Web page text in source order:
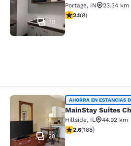
19
Portage, IN
23.34 km
calificación de 2.12
2.1(8)
MainStay Suites
28
AHORRA EN ESTANCIAS
MainStay Suites
Hillside, IL
44.92 km
calificación de 2.63
2.6(188)